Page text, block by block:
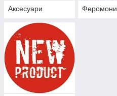
Аксесуари Феромони